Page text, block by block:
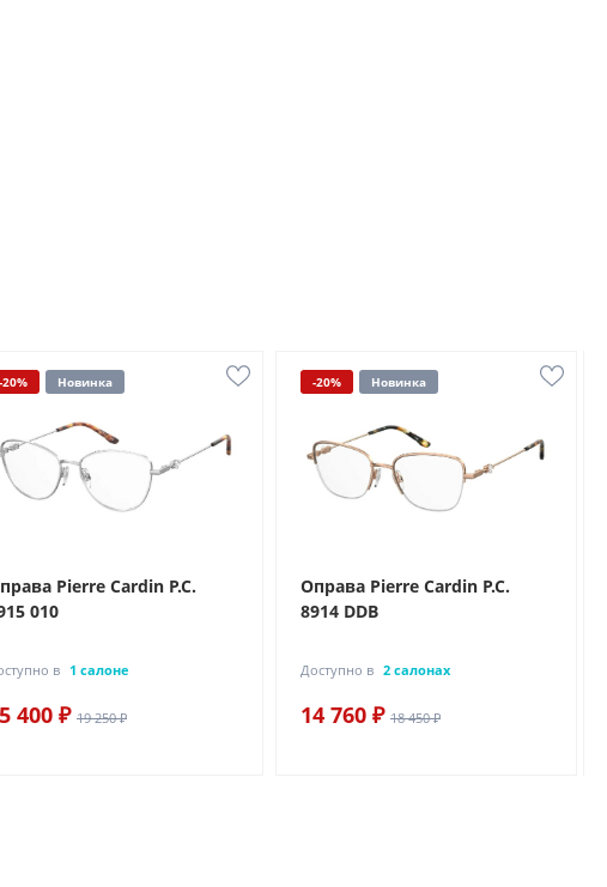
-20% Новинка
Pierre Cardin P.C.
010
в 1 салоне
400 ₽ 19 250 ₽
-20% Новинка
Оправа Pierre Cardin P.C.
8914 DDB
Доступно в 2 салонах
14 760 ₽ 18 450 ₽